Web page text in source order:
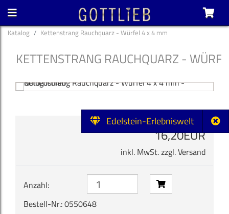
Edelstein-Erlebniswelt
Katalog Kettenstrang Rauchquarz - Würfel 4 x 4 mm
KETTENSTRANG RAUCHQUARZ -
16,20EUR
inkl. MwSt. zzgl.Versand
Bestell-Nr.: 0550648